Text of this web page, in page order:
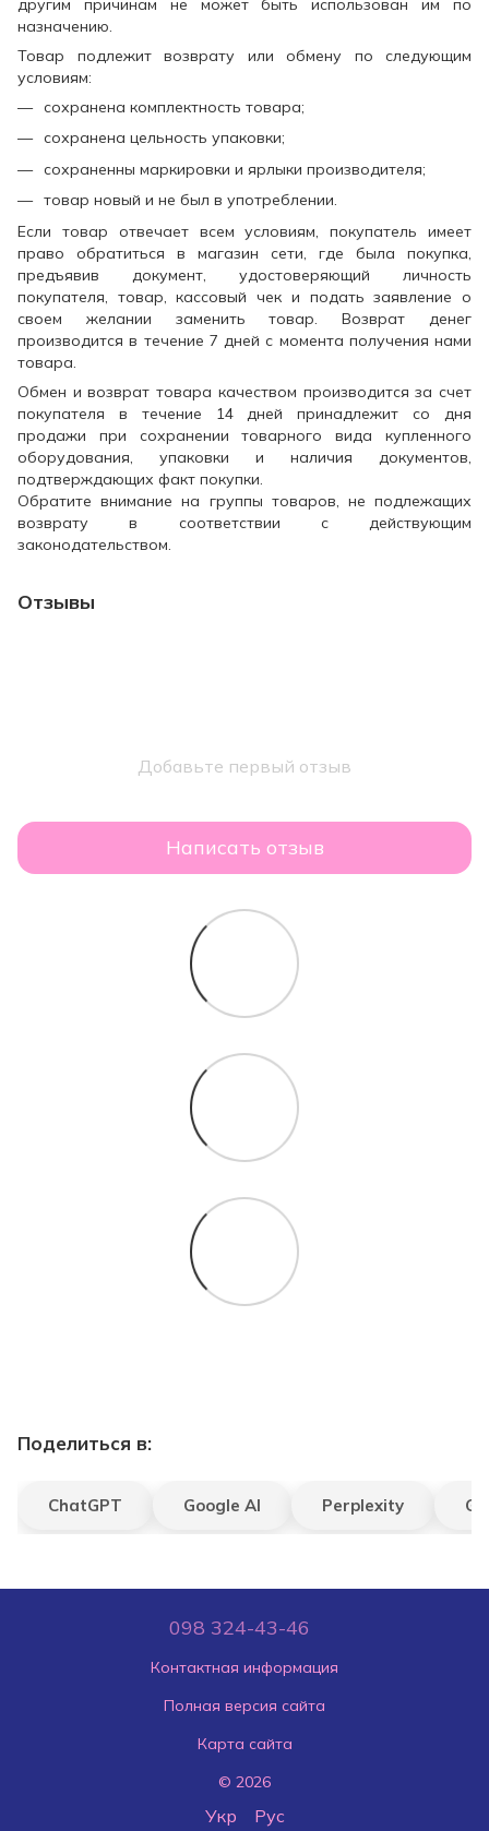
другим причинам не может быть использован им по
назначению.
Товар подлежит возврату или обмену по следующим
условиям:
сохранена комплектность товара;
сохранена цельность упаковки;
сохраненны маркировки и ярлыки производителя;
товар новый и не был в употреблении.
Если товар отвечает всем условиям, покупатель имеет
право обратиться в магазин сети, где была покупка,
предъявив документ, удостоверяющий личность
покупателя, товар, кассовый чек и подать заявление о
своем желании заменить товар. Возврат денег
производится в течение 7 дней с момента получения нами
товара.
Обмен и возврат товара качеством производится за счет
покупателя в течение 14 дней принадлежит со дня
продажи при сохранении товарного вида купленного
оборудования, упаковки и наличия документов,
подтверждающих факт покупки.
Обратите внимание на группы товаров, не подлежащих
возврату в соответствии с действующим
законодательством.
Отзывы
Добавьте первый отзыв
Написать отзыв
Поделиться в:
ChatGPT Google AI Perplexity
098 324-43-46
Контактная информация
Полная версия сайта
Карта сайта
© 2026
Укр Рус